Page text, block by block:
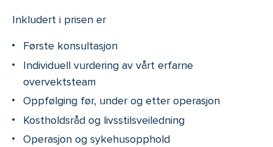
Inkludert i prisen er
Første konsultasjon
Individuell vurdering av vårt erfarne
overvektsteam
Oppfølging før, under og etter operasjon
Kostholdsråd og livsstilsveiledning
Operasjon og sykehusopphold